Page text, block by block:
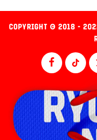
COPYRIGHT © 2018 -